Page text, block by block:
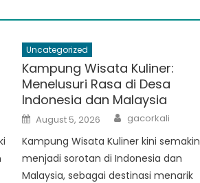
Uncategorized
Kampung Wisata Kuliner:
Menelusuri Rasa di Desa
Indonesia dan Malaysia
Posted
on
August 5, 2026 Author
gacorkali
Kampung Wisata Kuliner kini semakin
menjadi sorotan di Indonesia dan
Malaysia, sebagai destinasi menarik